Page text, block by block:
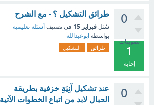
0
تصويتات
1
إجابة
طرائق التشكيل ؟ - مع الشرح
سُئل فبراير 15 في تصنيف أسئلة تعليمية
بواسطة ابوعبدالله
طرائق التشكيل
0
عند تشكيل آنِيَةِ خزفية بطريقة
الحبال لابد من اتباع الخطوات الآتية